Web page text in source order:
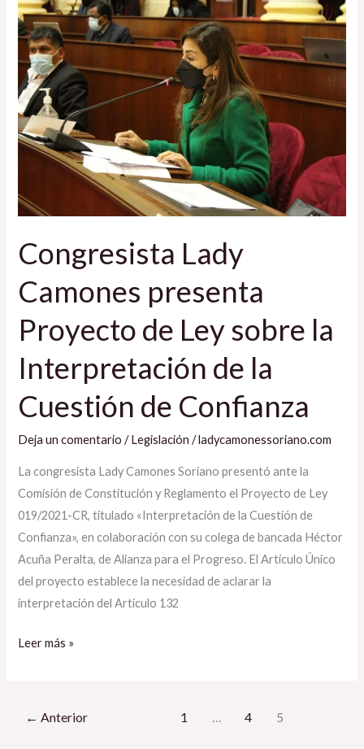
Congresista Lady
Camones presenta
Proyecto de Ley sobre la
Interpretación de la
Cuestión de Confianza
Deja un comentario /Legislación /ladycamonessoriano.com
La congresista Lady Camones Soriano presentó ante la
Comisión de Constitución y Reglamento el Proyecto de Ley
019/2021-CR, titulado «Interpretación de la Cuestión de
Confianza», en colaboración con su colega de bancada Héctor
Acuña Peralta, de Alianza para el Progreso. El Artículo Único
del proyecto establece la necesidad de aclarar la
interpretación del Artículo 132
Congresista
Lady
Camones
presenta
Proyecto
de
Ley
sobre
Interpretación
la
de
Leer más »
← Anterior 1 … 4 5